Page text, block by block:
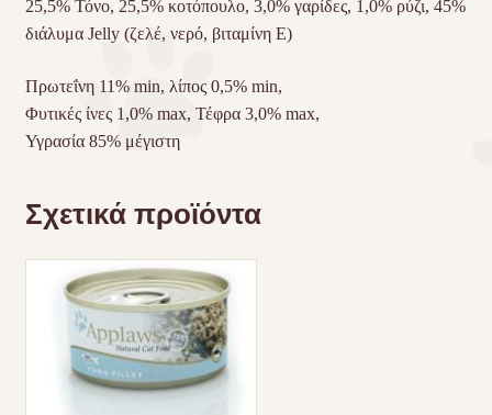
25,5% Τόνο, 25,5% κοτόπουλο, 3,0% γαρίδες, 1,0% ρύζι, 45%
διάλυμα Jelly (ζελέ, νερό, βιταμίνη Ε)
Πρωτεΐνη 11% min, λίπος 0,5% min,
Φυτικές ίνες 1,0% max, Τέφρα 3,0% max,
Υγρασία 85% μέγιστη
Σχετικά προϊόντα